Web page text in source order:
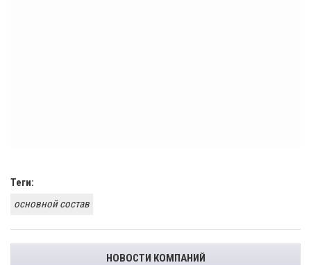
Теги:
основной состав
НОВОСТИ КОМПАНИЙ